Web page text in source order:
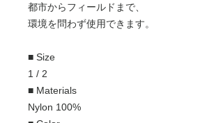
都市からフィールドまで、
環境を問わず使用できます。
■ Size
1 / 2
■ Materials
Nylon 100%